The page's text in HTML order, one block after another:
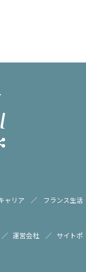
ャリア
フランス生活
運営会社
サイトポ